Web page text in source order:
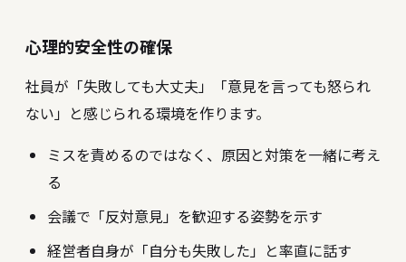
心理的安全性の確保
社員が「失敗しても大丈夫」「意見を言っても怒られ
ない」と感じられる環境を作ります。
ミスを責めるのではなく、原因と対策を一緒に考え
る
会議で「反対意見」を歓迎する姿勢を示す
経営者自身が「自分も失敗した」と率直に話す